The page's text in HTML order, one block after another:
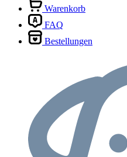
Warenkorb
FAQ
Bestellungen